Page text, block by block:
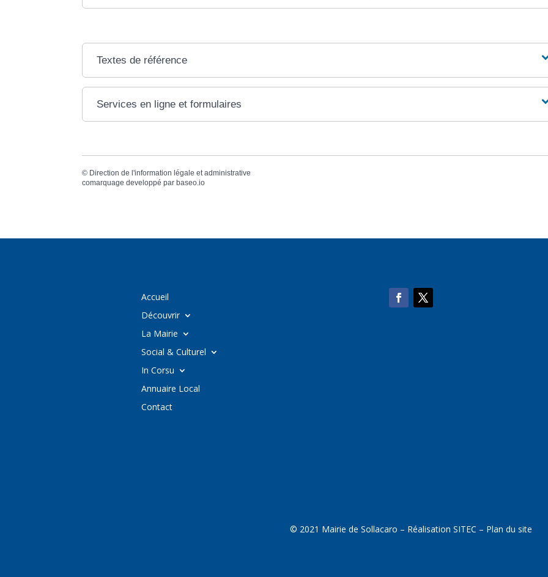
Textes de référence
Services en ligne et formulaires
© Direction de l'information légale et administrative
comarquage developpé par baseo.io
Accueil
Découvrir
La Mairie
Social & Culturel
In Corsu
Annuaire Local
Contact
© 2021 Mairie de Sollacaro – Réalisation SITEC – Plan du site